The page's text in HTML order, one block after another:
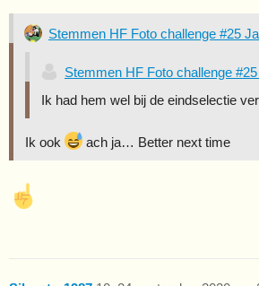
Stemmen HF Foto challenge #25
Stemmen HF Foto challenge
Ik had hem wel bij de eindselectie
Ik ook ach ja… Better next time